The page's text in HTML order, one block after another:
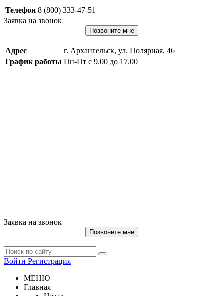
Телефон 8 (800) 333-47-51
Заявка на звонок
Позвоните мне
Адрес
г. Архангельск, ул. Полярная, 46
График работы Пн-Пт с 9.00 до 17.00
Заявка на звонок
Позвоните мне
Войти Регистрация
МЕНЮ
Главная